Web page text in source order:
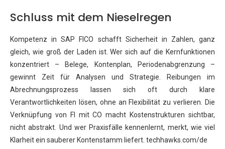
Schluss mit dem Nieselregen
Kompetenz in SAP FICO schafft Sicherheit in Zahlen, ganz
gleich, wie groß der Laden ist. Wer sich auf die Kernfunktionen
konzentriert – Belege, Kontenplan, Periodenabgrenzung –
gewinnt Zeit für Analysen und Strategie. Reibungen im
Abrechnungsprozess lassen sich oft durch klare
Verantwortlichkeiten lösen, ohne an Flexibilität zu verlieren. Die
Verknüpfung von FI mit CO macht Kostenstrukturen sichtbar,
nicht abstrakt. Und wer Praxisfälle kennenlernt, merkt, wie viel
Klarheit ein sauberer Kontenstamm liefert. techhawks.com/de